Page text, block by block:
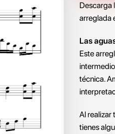
Descarga
arreglada
Las
Este
técnica.
Al realizar
tienes